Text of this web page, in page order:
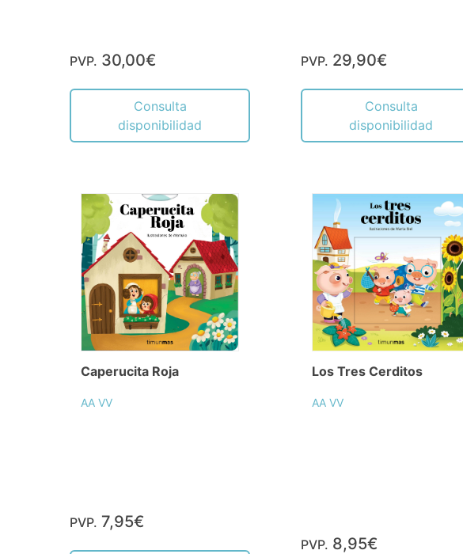
PVP. 30,00€
Consulta
disponibilidad
PVP. 29,90€
Consulta
disponibilidad
Caperucita Roja
AA VV
PVP. 7,95€
Los Tres Cerditos
AA VV
PVP. 8,95€